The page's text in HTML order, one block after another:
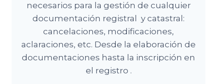
necesarios para la gestión de cualquier
documentación registral y catastral:
cancelaciones, modificaciones,
aclaraciones, etc. Desde la elaboración de
documentaciones hasta la inscripción en
el registro .